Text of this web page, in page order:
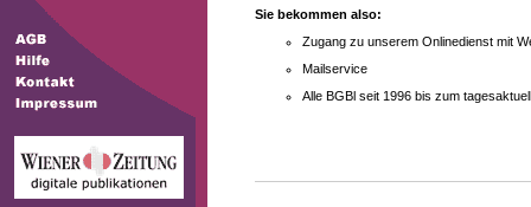
Sie bekommen also:
Zugang zu unserem Onlinedienst mit
Mailservice
Alle BGBl seit 1996 bis zum